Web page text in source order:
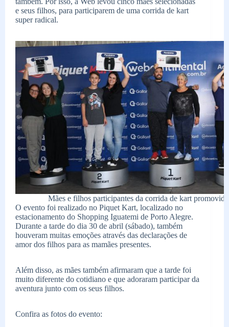
e seus filhos, para participarem de uma corrida de kart
super radical.
Mães e filhos participantes da corrida de kart
O evento foi realizado no Piquet Kart, localizado no
estacionamento do Shopping Iguatemi de Porto Alegre.
Durante a tarde do dia 30 de abril (sábado), também
houveram muitas emoções através das declarações de
amor dos filhos para as mamães presentes.
Além disso, as mães também afirmaram que a tarde foi
muito diferente do cotidiano e que adoraram participar da
aventura junto com os seus filhos.
Confira as fotos do evento: